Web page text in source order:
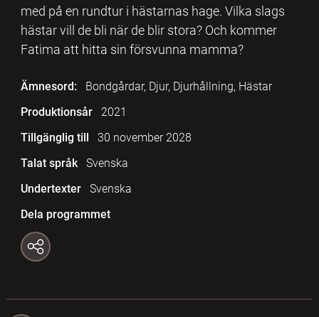
med på en rundtur i hästarnas hage. Vilka slags
hästar vill de bli när de blir stora? Och kommer
Fatima att hitta sin försvunna mamma?
Ämnesord:
Bondgårdar, Djur, Djurhållning, Hästar
Produktionsår
2021
Tillgänglig till
30 november 2028
Talat språk
Svenska
Undertexter
Svenska
Dela programmet